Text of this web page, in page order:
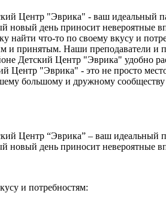
Центр "Эврика" - ваш идеальный
новый день приносит невероятные
найти что-то по своему вкусу и
и принятым. Наши преподаватели и
Детский Центр "Эврика" удобно
"Эврика" - это не просто
большому и дружному
Центр “Эврика” – ваш идеальный
новый день приносит невероятные
и потребностям: